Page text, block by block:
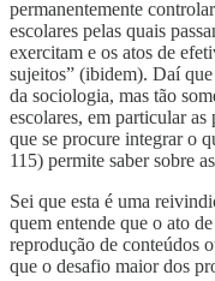
permanentemente
escolares pelas quais
exercitam e os atos de
sujeitos” (ibidem). Daí
da sociologia, mas tão
escolares, em particular
que se procure integrar o
115) permite saber sobre
Sei que esta é uma
quem entende que o ato
reprodução de conteúdos
que o desafio maior dos